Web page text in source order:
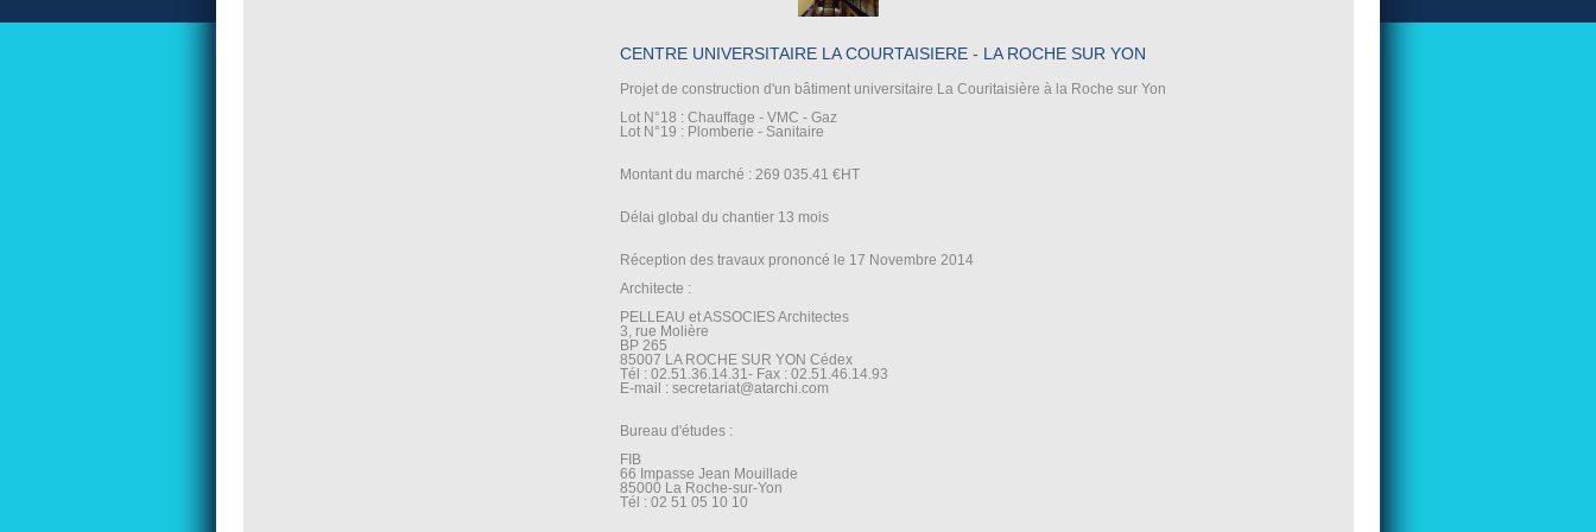
CENTRE UNIVERSITAIRE LA COURTAISIERE - LA ROCHE SUR YON
Projet de construction d'un bâtiment universitaire La Couritaisière à la Roche sur Yon
Lot N°18 : Chauffage - VMC - Gaz
Lot N°19 : Plomberie - Sanitaire
Montant du marché : 269 035.41 €HT
Délai global du chantier 13 mois
Réception des travaux prononcé le 17 Novembre 2014
Architecte :
PELLEAU et ASSOCIES Architectes
3, rue Molière
BP 265
85007 LA ROCHE SUR YON Cédex
Tél : 02.51.36.14.31- Fax : 02.51.46.14.93
E-mail : secretariat@atarchi.com
Bureau d'études :
FIB
66 Impasse Jean Mouillade
85000 La Roche-sur-Yon
Tél : 02 51 05 10 10